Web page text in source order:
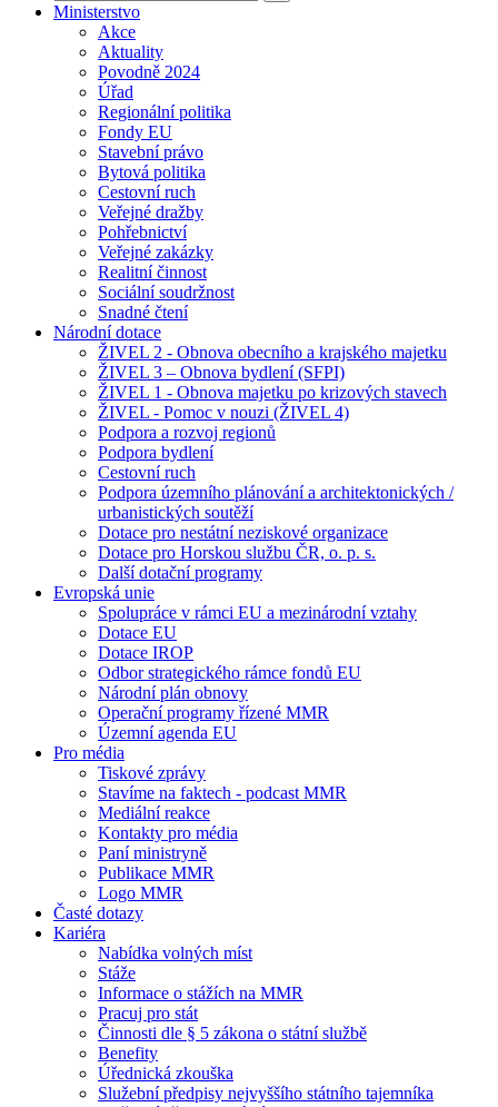
Ministerstvo
Akce
Aktuality
Povodně 2024
Úřad
Regionální politika
Fondy EU
Stavební právo
Bytová politika
Cestovní ruch
Veřejné dražby
Pohřebnictví
Veřejné zakázky
Realitní činnost
Sociální soudržnost
Snadné čtení
Národní dotace
ŽIVEL 2 - Obnova obecního a krajského majetku
ŽIVEL 3 – Obnova bydlení (SFPI)
ŽIVEL 1 - Obnova majetku po krizových stavech
ŽIVEL - Pomoc v nouzi (ŽIVEL 4)
Podpora a rozvoj regionů
Podpora bydlení
Cestovní ruch
Podpora územního plánování a architektonických /
urbanistických soutěží
Dotace pro nestátní neziskové organizace
Dotace pro Horskou službu ČR, o. p. s.
Další dotační programy
Evropská unie
Spolupráce v rámci EU a mezinárodní vztahy
Dotace EU
Dotace IROP
Odbor strategického rámce fondů EU
Národní plán obnovy
Operační programy řízené MMR
Územní agenda EU
Pro média
Tiskové zprávy
Stavíme na faktech - podcast MMR
Mediální reakce
Kontakty pro média
Paní ministryně
Publikace MMR
Logo MMR
Časté dotazy
Kariéra
Nabídka volných míst
Stáže
Informace o stážích na MMR
Pracuj pro stát
Činnosti dle § 5 zákona o státní službě
Benefity
Úřednická zkouška
Služební předpisy nejvyššího státního tajemníka